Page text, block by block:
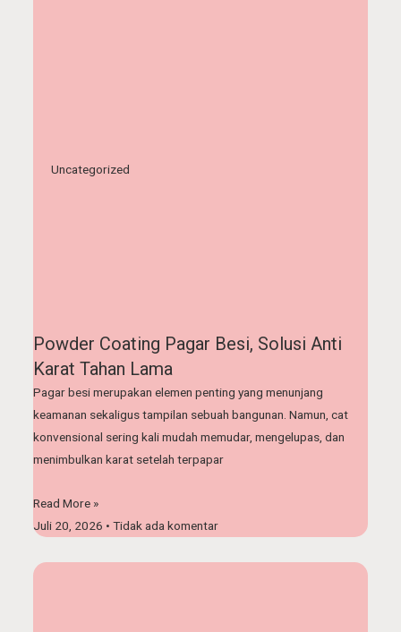
Uncategorized
Powder Coating Pagar Besi, Solusi Anti
Karat Tahan Lama
Pagar besi merupakan elemen penting yang menunjang
keamanan sekaligus tampilan sebuah bangunan. Namun, cat
konvensional sering kali mudah memudar, mengelupas, dan
menimbulkan karat setelah terpapar
Read More »
Juli 20, 2026
Tidak ada komentar